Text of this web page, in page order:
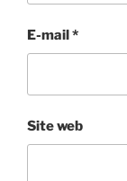
E-mail*
Site web